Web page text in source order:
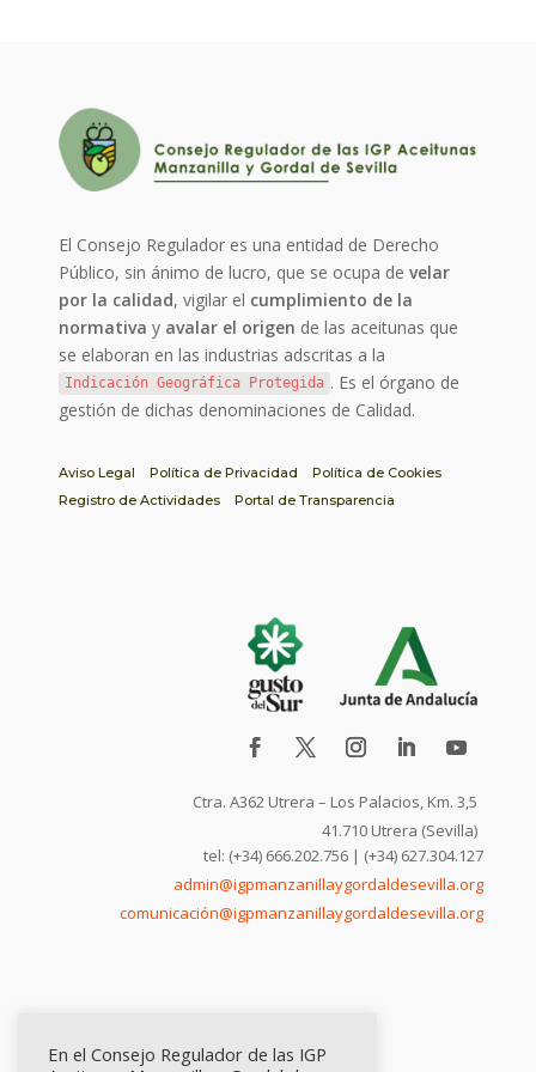
El Consejo Regulador es una entidad de Derecho
Público, sin ánimo de lucro, que se ocupa develar
por la calidad, vigilar el cumplimiento de la
normativa y avalar el origen de las aceitunas que
se elaboran en las industrias adscritas a la
Indicación Geográfica Protegida . Es el órgano de
gestión de dichas denominaciones de Calidad.
Aviso Legal Política de Privacidad
Política de Cookies
Registro de Actividades
Portal de Transparencia
Ctra. A362 Utrera – Los Palacios, Km. 3,5
41.710 Utrera (Sevilla)
tel: (+34) 666.202.756 | (+34) 627.304.127
admin@igpmanzanillaygordaldesevilla.org
comunicación@igpmanzanillaygordaldesevilla.org
En el Consejo Regulador de las IGP